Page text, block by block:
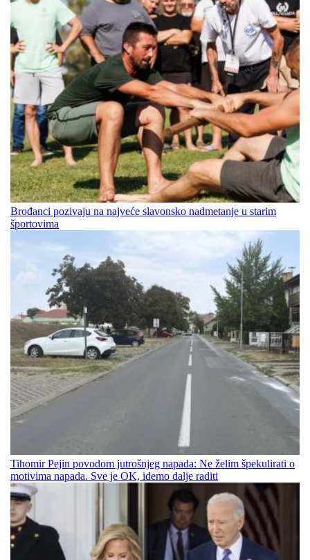
Brođanci pozivaju na najveće slavonsko nadmetanje u starim
športovima
Tihomir Pejin povodom jutrošnjeg napada: Ne želim špekulirati o
motivima napada. Sve je OK, idemo dalje raditi